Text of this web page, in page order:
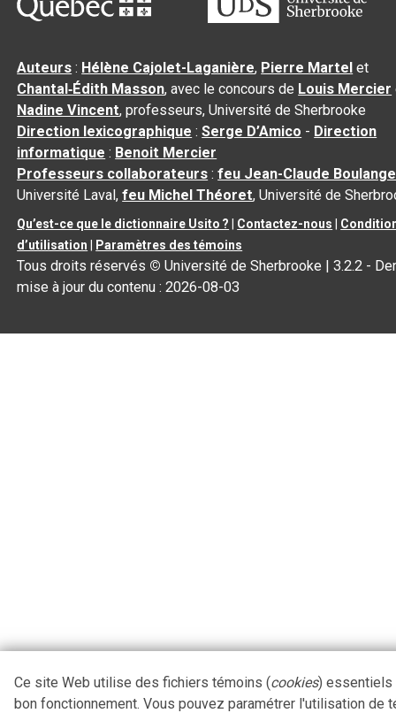
Auteurs : Hélène Cajolet-Laganière, Pierre Martel et
Chantal‑Édith Masson, avec le concours de Louis Mercier
Nadine Vincent, professeurs, Université de Sherbrooke
Direction lexicographique :Serge D’Amico - Direction
informatique : Benoit Mercier
Professeurs collaborateurs :feu Jean-Claude
Université Laval,feu Michel Théoret, Université de
Qu’est-ce que le dictionnaire Usito ? Contactez-nous
d’utilisation
Paramètres des témoins
Tous droits réservés © Université de Sherbrooke |3.2.2 -
mise à jour du contenu :2026-08-03
Ce site Web utilise des fichiers témoins (cookies) essentiels
bon fonctionnement. Vous pouvez paramétrer l'utilisation de